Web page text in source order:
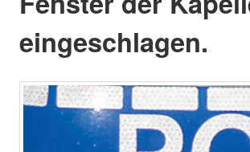
eingeschlagen.